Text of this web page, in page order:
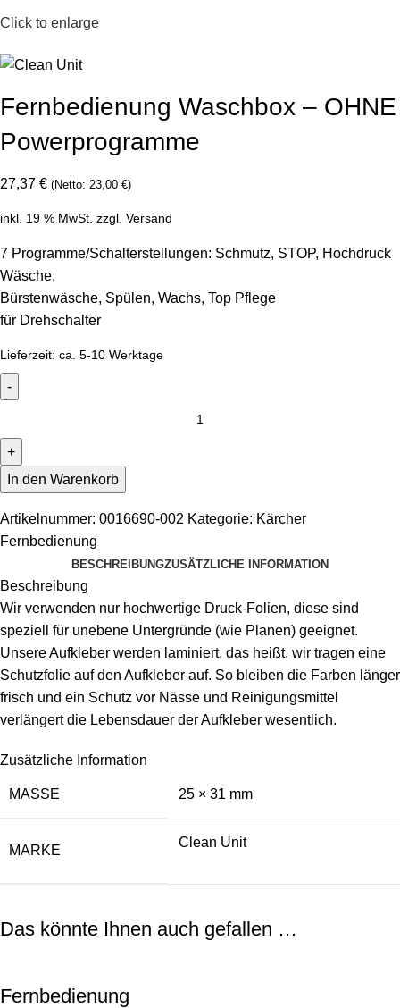
Click to enlarge
Fernbedienung Waschbox – OHNE
Powerprogramme
27,37 € (Netto: 23,00 €)
inkl. 19 % MwSt. zzgl. Versand
7 Programme/Schalterstellungen: Schmutz, STOP, Hochdruck
Wäsche,
Bürstenwäsche, Spülen, Wachs, Top Pflege
für Drehschalter
Lieferzeit: ca. 5-10 Werktage
In den Warenkorb
Artikelnummer: 0016690-002 Kategorie: Kärcher
Fernbedienung
BESCHREIBUNGZUSÄTZLICHE INFORMATION
Beschreibung
Wir verwenden nur hochwertige Druck-Folien, diese sind
speziell für unebene Untergründe (wie Planen) geeignet.
Unsere Aufkleber werden laminiert, das heißt, wir tragen eine
Schutzfolie auf den Aufkleber auf. So bleiben die Farben länger
frisch und ein Schutz vor Nässe und Reinigungsmittel
verlängert die Lebensdauer der Aufkleber wesentlich.
Zusätzliche Information
MASSE 25 × 31 mm
MARKE
Clean Unit
Das könnte Ihnen auch gefallen …
Fernbedienung